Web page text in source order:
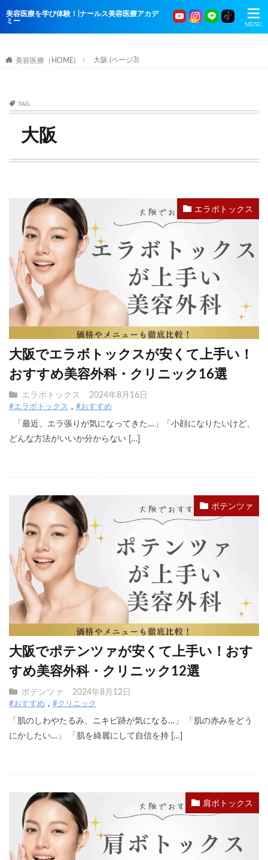
美容医療を学び体験！|ナールス美容医療アカデ
ミー
美容医療（HOME) 大阪 (ページ3)
TAG
大阪
エラボトックス
大阪でエラボトックスが安くて上手い！
おすすめ美容外科・クリニック16選
エラボトックス 2024年8月16日
#エラボトックス #おすすめ
「最近、エラ張りが気になってきた…」「小顔になりたいけど、
どんな方法がいいか分からない […]
ポテンツァ
大阪でポテンツァが安くて上手い！おす
すめ美容外科・クリニック12選
ポテンツァ 2024年8月12日
#おすすめ #クリニック
「肌のしわやたるみ、ニキビ跡が気になる…」 「肌の赤みをどう
にかしたい…」 「肌を綺麗にして自信を持 […]
肩ボトックス